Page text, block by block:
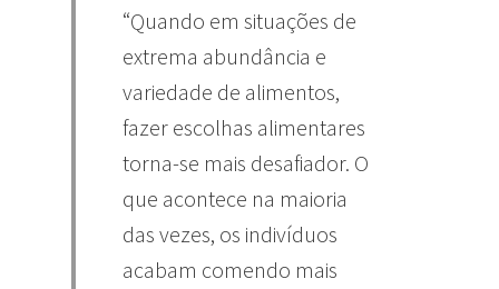
“Quando em situações de
extrema abundância e
variedade de alimentos,
fazer escolhas alimentares
torna-se mais desafiador. O
que acontece na maioria
das vezes, os indivíduos
acabam comendo mais